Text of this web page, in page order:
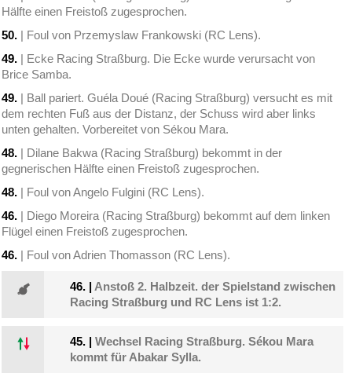
Hälfte einen Freistoß zugesprochen.
50. | Foul von Przemyslaw Frankowski (RC Lens).
49. | Ecke Racing Straßburg. Die Ecke wurde verursacht von
Brice Samba.
49. | Ball pariert. Guéla Doué (Racing Straßburg) versucht es mit
dem rechten Fuß aus der Distanz, der Schuss wird aber links
unten gehalten. Vorbereitet von Sékou Mara.
48. | Dilane Bakwa (Racing Straßburg) bekommt in der
gegnerischen Hälfte einen Freistoß zugesprochen.
48. | Foul von Angelo Fulgini (RC Lens).
46. | Diego Moreira (Racing Straßburg) bekommt auf dem linken
Flügel einen Freistoß zugesprochen.
46. | Foul von Adrien Thomasson (RC Lens).
46. | Anstoß 2. Halbzeit. der Spielstand zwischen
Racing Straßburg und RC Lens ist 1:2.
45. |Wechsel Racing Straßburg. Sékou Mara
kommt für Abakar Sylla.